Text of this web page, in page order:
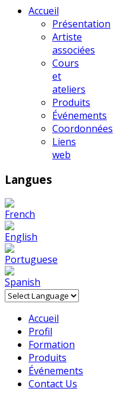
Accueil
Présentation
Artiste
associées
Cours
et
ateliers
Produits
Événements
Coordonnées
Liens
web
Langues
Accueil
Profil
Formation
Produits
Événements
Contact Us